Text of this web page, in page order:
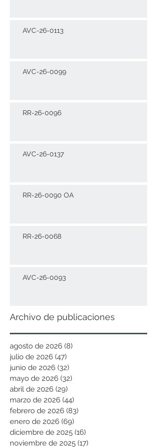
AVC-26-0113
AVC-26-0099
RR-26-0096
AVC-26-0137
RR-26-0090 OA
RR-26-0068
AVC-26-0093
Archivo de publicaciones
agosto de 2026 (8)
julio de 2026 (47)
junio de 2026 (32)
mayo de 2026 (32)
abril de 2026 (29)
marzo de 2026 (44)
febrero de 2026 (83)
enero de 2026 (69)
diciembre de 2025 (16)
noviembre de 2025 (17)